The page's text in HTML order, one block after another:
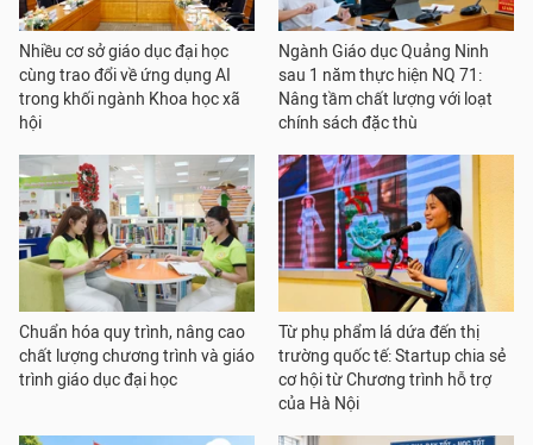
Nhiều cơ sở giáo dục đại học
cùng trao đổi về ứng dụng AI
trong khối ngành Khoa học xã
hội
Ngành Giáo dục Quảng Ninh
sau 1 năm thực hiện NQ 71:
Nâng tầm chất lượng với loạt
chính sách đặc thù
Chuẩn hóa quy trình, nâng cao
chất lượng chương trình và giáo
trình giáo dục đại học
Từ phụ phẩm lá dứa đến thị
trường quốc tế: Startup chia sẻ
cơ hội từ Chương trình hỗ trợ
của Hà Nội